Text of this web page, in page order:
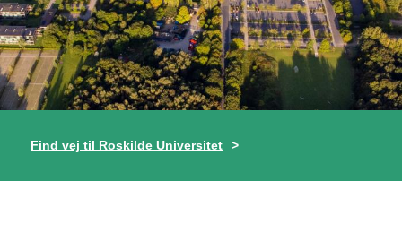
Find vej til Roskilde Universitet